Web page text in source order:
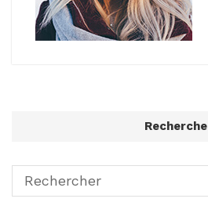
Recherche